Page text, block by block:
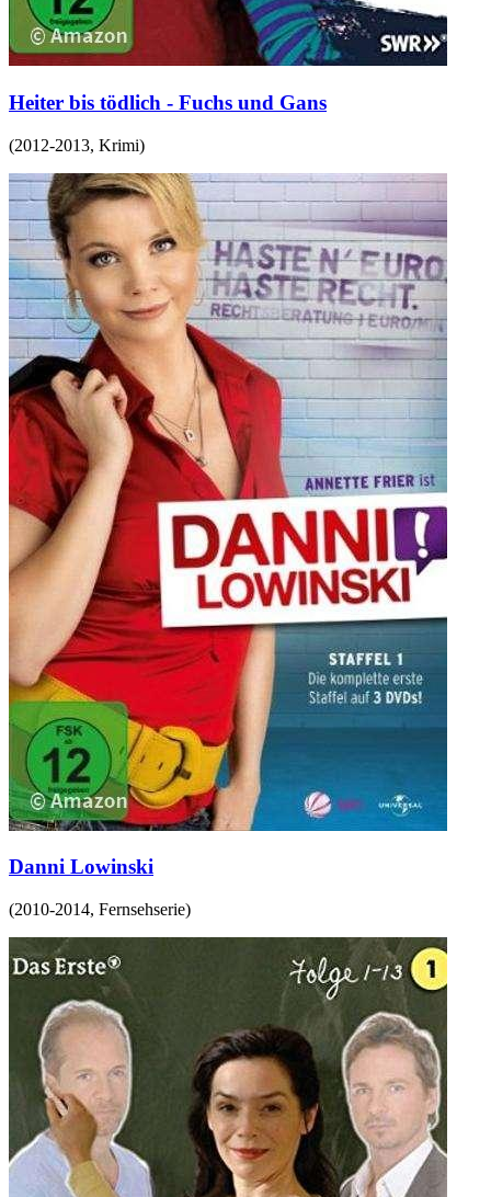
Heiter bis tödlich - Fuchs und Gans
(2012-2013, Krimi)
Danni Lowinski
(2010-2014, Fernsehserie)